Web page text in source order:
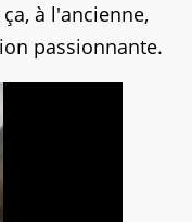
à l'ancienne,
passionnante.